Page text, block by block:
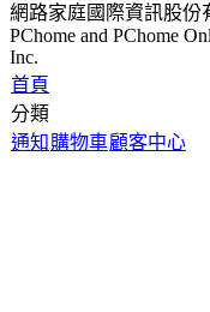
網路家庭國際資訊股份
PChome and PChome
Inc.
首頁
分類
通知 購物車顧客中心